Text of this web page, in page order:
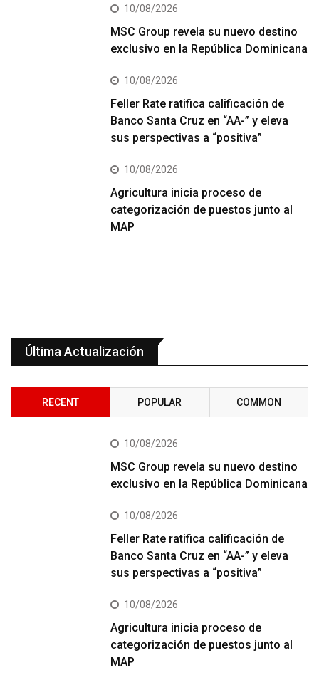
10/08/2026
MSC Group revela su nuevo destino
exclusivo en la República Dominicana
10/08/2026
Feller Rate ratifica calificación de
Banco Santa Cruz en “AA-” y eleva
sus perspectivas a “positiva”
10/08/2026
Agricultura inicia proceso de
categorización de puestos junto al
MAP
Última Actualización
RECENT POPULAR COMMON
10/08/2026
MSC Group revela su nuevo destino
exclusivo en la República Dominicana
10/08/2026
Feller Rate ratifica calificación de
Banco Santa Cruz en “AA-” y eleva
sus perspectivas a “positiva”
10/08/2026
Agricultura inicia proceso de
categorización de puestos junto al
MAP